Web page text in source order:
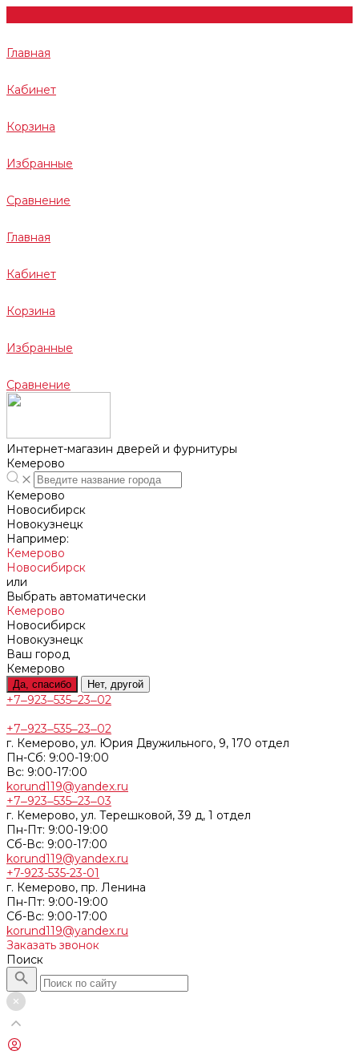
Главная
Кабинет
Корзина
Избранные
Сравнение
Главная
Кабинет
Корзина
Избранные
Сравнение
Интернет-магазин дверей и фурнитуры
Кемерово
Кемерово
Новосибирск
Новокузнецк
Например:
Кемерово
Новосибирск
или
Выбрать автоматически
Кемерово
Новосибирск
Новокузнецк
Ваш город
Кемерово
Да, спасибо Нет, другой
+7‒923‒535‒23‒02
+7‒923‒535‒23‒02
г. Кемерово, ул. Юрия Двужильного, 9, 170 отдел
Пн-Сб: 9:00-19:00
Вс: 9:00-17:00
korund119@yandex.ru
+7‒923‒535‒23‒03
г. Кемерово, ул. Терешковой, 39 д, 1 отдел
Пн-Пт: 9:00-19:00
Cб-Вс: 9:00-17:00
korund119@yandex.ru
+7-923-535-23-01
г. Кемерово, пр. Ленина
Пн-Пт: 9:00-19:00
Cб-Вс: 9:00-17:00
korund119@yandex.ru
Заказать звонок
Поиск